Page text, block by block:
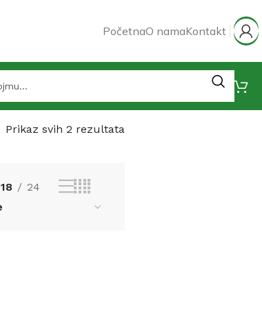
PočetnaO namaKontakt
Prikaz svih 2 rezultata
18 24